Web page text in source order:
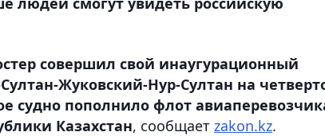
совершил свой инаугурационный
Жуковский-Нур-Султан на
судно пополнило флот
Казахстан, сообщает zakon.kz.